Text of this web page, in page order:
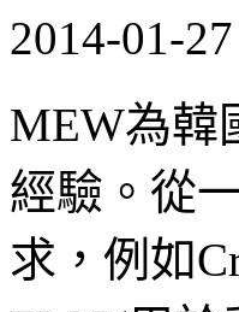
2014-01-
MEW為韓
經驗。從
求，例如